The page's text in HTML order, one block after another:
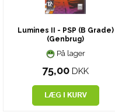
Lumines II - PSP (B Grade)
(Genbrug)
På lager
75,00 DKK